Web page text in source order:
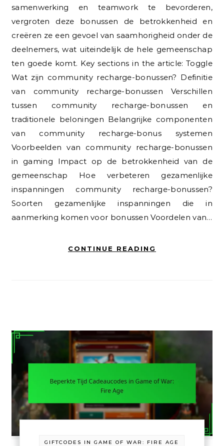
samenwerking en teamwork te bevorderen,
vergroten deze bonussen de betrokkenheid en
creëren ze een gevoel van saamhorigheid onder de
deelnemers, wat uiteindelijk de hele gemeenschap
ten goede komt. Key sections in the article: Toggle
Wat zijn community recharge-bonussen? Definitie
van community recharge-bonussen Verschillen
tussen community recharge-bonussen en
traditionele beloningen Belangrijke componenten
van community recharge-bonus systemen
Voorbeelden van community recharge-bonussen
in gaming Impact op de betrokkenheid van de
gemeenschap Hoe verbeteren gezamenlijke
inspanningen community recharge-bonussen?
Soorten gezamenlijke inspanningen die in
aanmerking komen voor bonussen Voordelen van…
CONTINUE READING
GIFTCODES IN GAME OF WAR: FIRE AGE